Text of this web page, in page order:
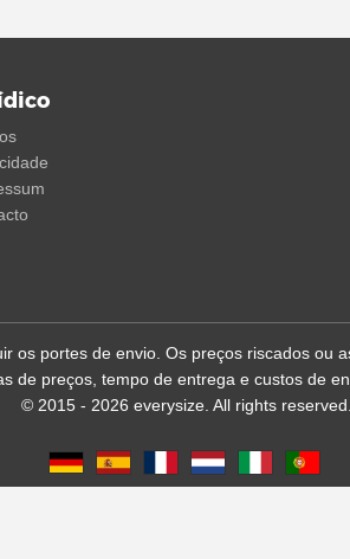
os portes de envio. Os preços riscados
de preços, tempo de entrega e custos de
© 2015 - 2026 everysize. All rights reserved.